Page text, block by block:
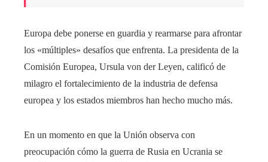
Europa debe ponerse en guardia y rearmarse para afrontar
los «múltiples» desafíos que enfrenta. La presidenta de la
Comisión Europea, Ursula von der Leyen, calificó de
milagro el fortalecimiento de la industria de defensa
europea y los estados miembros han hecho mucho más.
En un momento en que la Unión observa con
preocupación cómo la guerra de Rusia en Ucrania se